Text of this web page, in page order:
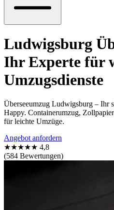
Ludwigsburg
Ihr Experte für
Umzugsdienste
Überseeumzug Ludwigsburg – Ihr
Happy. Containerumzug,
für leichte Umzüge.
Angebot anfordern
★★★★★ 4,8
(584 Bewertungen)